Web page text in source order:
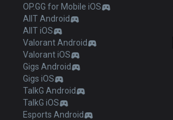
OP.GG for Mobile iOS
AllT Android
AllT iOS
Valorant Android
Valorant iOS
Gigs Android
Gigs iOS
TalkG Android
TalkG iOS
Esports Android